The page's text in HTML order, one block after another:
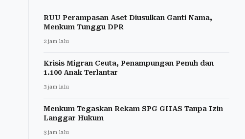
RUU Perampasan Aset Diusulkan Ganti Nama,
Menkum Tunggu DPR
2 jam lalu
Krisis Migran Ceuta, Penampungan Penuh dan
1.100 Anak Terlantar
3 jam lalu
Menkum Tegaskan Rekam SPG GIIAS Tanpa Izin
Langgar Hukum
3 jam lalu